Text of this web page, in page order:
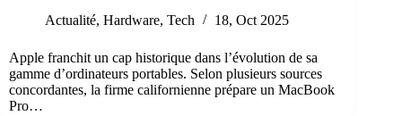
Actualité, Hardware, Tech 18, Oct 2025
Apple franchit un cap historique dans l’évolution de sa
gamme d’ordinateurs portables. Selon plusieurs sources
concordantes, la firme californienne prépare un MacBook
Pro…